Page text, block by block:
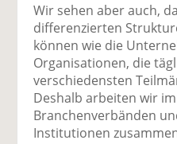
Wir sehen aber auch,
differenzierten
können wie die
Organisationen, die
verschiedensten
Deshalb arbeiten wir
Branchenverbänden
Institutionen